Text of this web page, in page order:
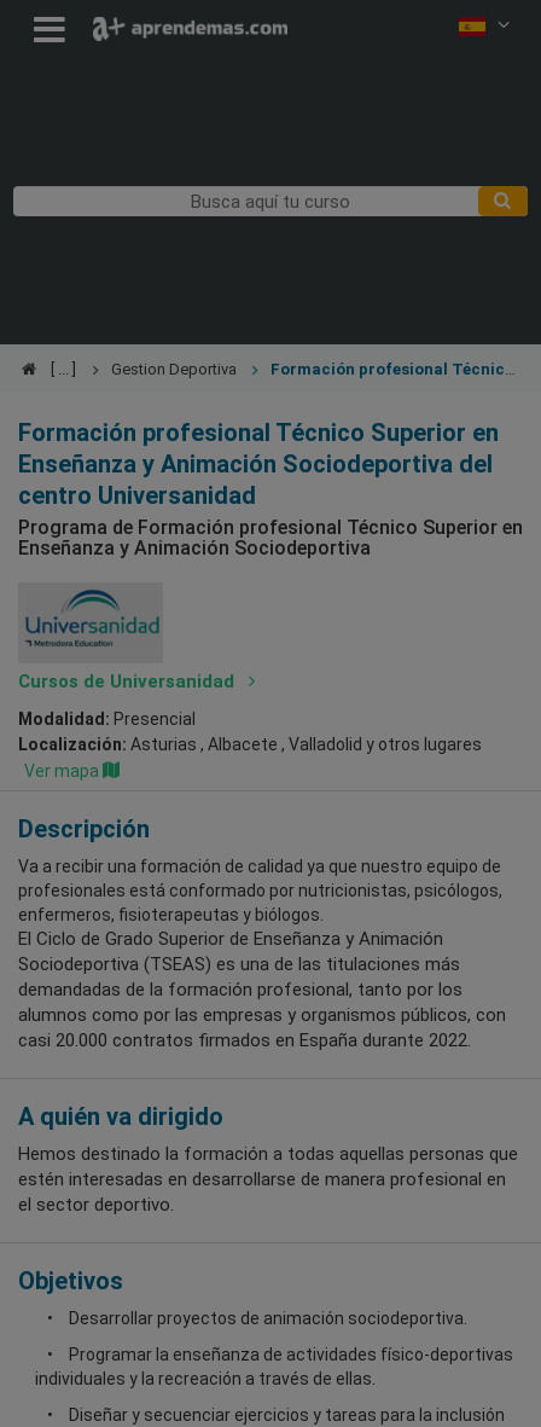
Gestion Deportiva
Formación profesional Técnico Superior en
Enseñanza y Animación Sociodeportiva del
centro Universanidad
Programa de Formación profesional Técnico Superior en
Enseñanza y Animación Sociodeportiva
Cursos de Universanidad
Modalidad: Presencial
Localización: Asturias , Albacete , Valladolid y otros lugares
Ver mapa
Descripción
Va a recibir una formación de calidad ya que nuestro equipo de
profesionales está conformado por nutricionistas, psicólogos,
enfermeros, fisioterapeutas y biólogos.
El Ciclo de Grado Superior de Enseñanza y Animación
Sociodeportiva (TSEAS) es una de las titulaciones más
demandadas de la formación profesional, tanto por los
alumnos como por las empresas y organismos públicos, con
casi 20.000 contratos firmados en España durante 2022.
A quién va dirigido
Hemos destinado la formación a todas aquellas personas que
estén interesadas en desarrollarse de manera profesional en
el sector deportivo.
Objetivos
Desarrollar proyectos de animación sociodeportiva.
Programar la enseñanza de actividades físico-deportivas
individuales y la recreación a través de ellas.
Diseñar y secuenciar ejercicios y tareas para la inclusión